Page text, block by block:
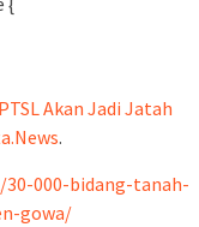
Akan Jadi Jatah
.
000-bidang-tanah-
gowa/